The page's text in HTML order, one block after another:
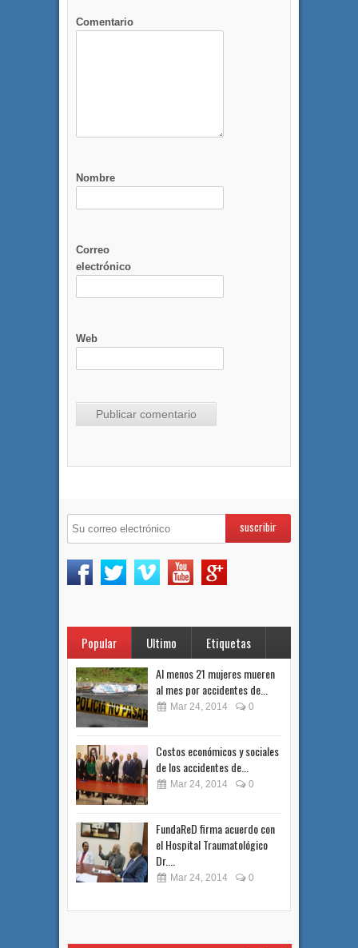
Comentario
Nombre
Correo
electrónico
Web
Popular Ultimo Etiquetas
Al menos 21 mujeres mueren
al mes por accidentes de...
Mar 24, 2014 0
Costos económicos y sociales
de los accidentes de...
Mar 24, 2014 0
FundaReD firma acuerdo con
el Hospital Traumatológico
Dr....
Mar 24, 2014 0